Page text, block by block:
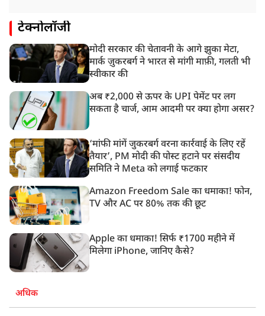
टेक्नोलॉजी
मोदी सरकार की चेतावनी के आगे झुका मेटा,
मार्क ज़ुकरबर्ग ने भारत से मांगी माफ़ी, गलती भी
स्वीकार की
अब ₹2,000 से ऊपर के UPI पेमेंट पर लग
सकता है चार्ज, आम आदमी पर क्या होगा असर?
‘मांफी मांगें जुकरबर्ग वरना कार्रवाई के लिए रहें
तैयार’, PM मोदी की पोस्ट हटाने पर संसदीय
समिति ने Meta को लगाई फटकार
Amazon Freedom Sale का धमाका! फोन,
TV और AC पर 80% तक की छूट
Apple का धमाका! सिर्फ ₹1700 महीने में
मिलेगा iPhone, जानिए कैसे?
अधिक